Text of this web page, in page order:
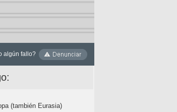
algún fallo?
(también Eurasia)